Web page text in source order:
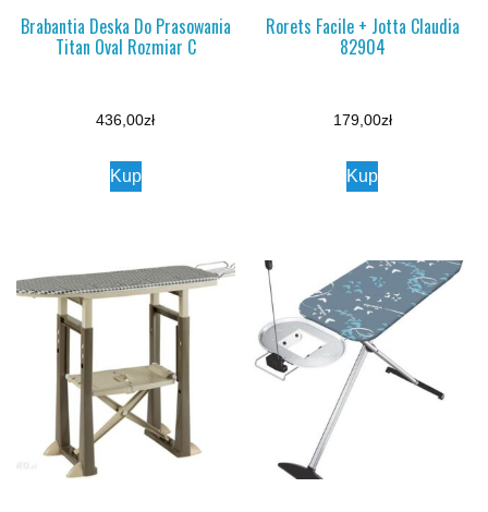
Brabantia Deska Do Prasowania
Titan Oval Rozmiar C
436,00zł
Kup
Rorets Facile + Jotta Claudia
82904
179,00zł
Kup